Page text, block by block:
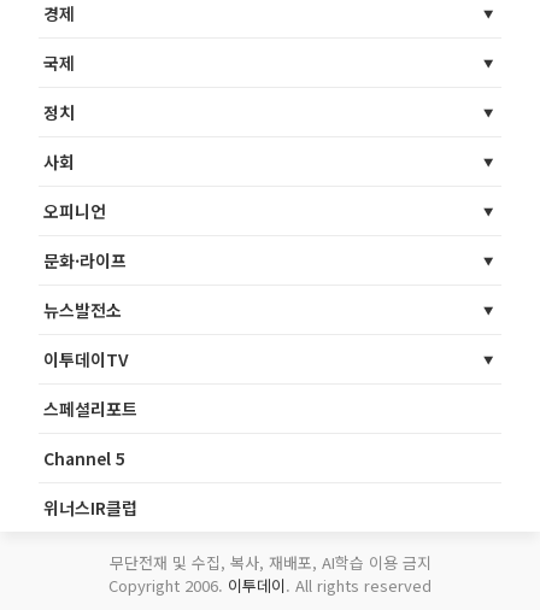
경제
국제
정치
사회
오피니언
문화·라이프
뉴스발전소
이투데이TV
스페셜리포트
Channel 5
위너스IR클럽
무단전재 및 수집, 복사, 재배포, AI학습 이용 금지
Copyright 2006. 이투데이. All rights reserved